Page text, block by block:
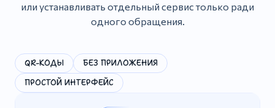
или устанавливать отдельный сервис только ради
одного обращения.
QR-КОДЫ
БЕЗ ПРИЛОЖЕНИЯ
ПРОСТОЙ ИНТЕРФЕЙС